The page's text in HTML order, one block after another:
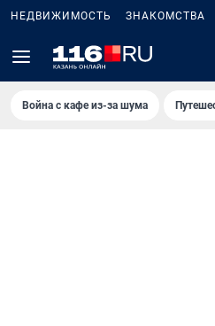
НЕДВИЖИМОСТЬ ЗНАКОМСТВА
Война с кафе из-за шума